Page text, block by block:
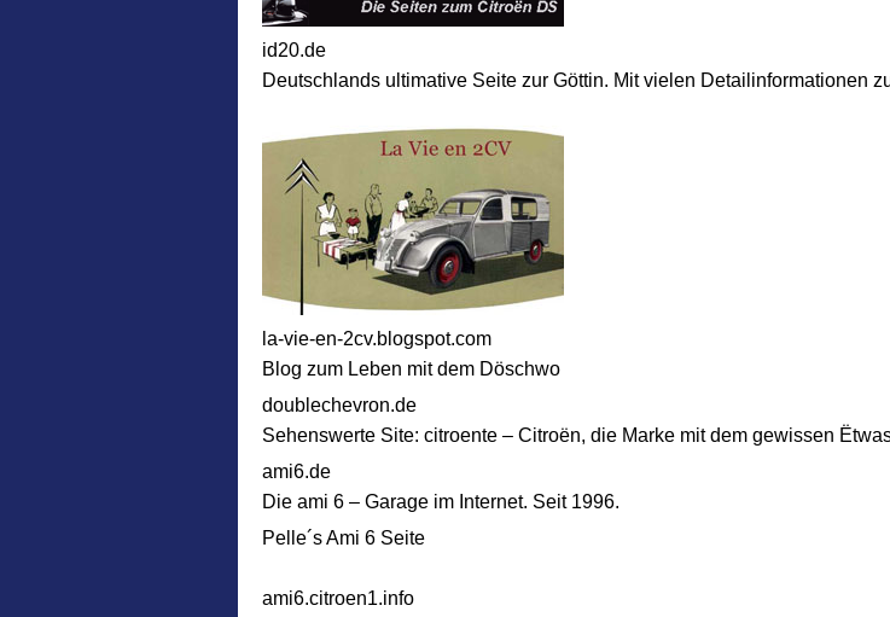
id20.de
Deutschlands ultimative Seite zur Göttin. Mit vielen Detailinformationen
la-vie-en-2cv.blogspot.com
Blog zum Leben mit dem Döschwo
doublechevron.de
Sehenswerte Site: citroente – Citroën, die Marke mit dem gewissen
ami6.de
Die ami 6 – Garage im Internet. Seit 1996.
Pelle´s Ami 6 Seite
ami6.citroen1.info